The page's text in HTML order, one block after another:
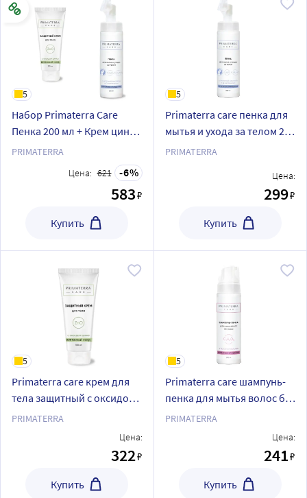
5
Набор Primaterra Care
Пенка 200 мл + Крем цинк
100 мл
PRIMATERRA
Цена: 621 6
583₽
Купить
5
Primaterra care пенка для
мытья и ухода за телом 200
мл
PRIMATERRA
Цена:
299₽
Купить
5
Primaterra care крем для
тела защитный с оксидом
цинка 100 мл
PRIMATERRA
Цена:
322₽
Купить
5
Primaterra care шампунь-
пенка для мытья волос без
воды 200 мл
PRIMATERRA
Цена:
241₽
Купить